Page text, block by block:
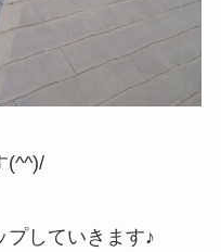
(^^)/
プしていきます♪